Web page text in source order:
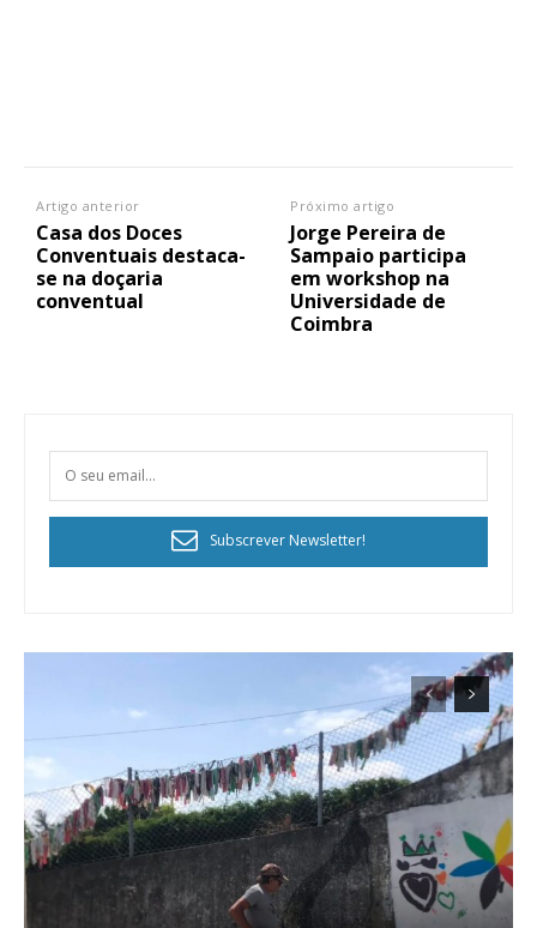
Artigo anterior
Casa dos Doces
Conventuais destaca-
se na doçaria
conventual
Próximo artigo
Jorge Pereira de
Sampaio participa
em workshop na
Universidade de
Coimbra
Subscrever Newsletter!